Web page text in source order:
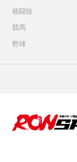
格闘技
競馬
野球